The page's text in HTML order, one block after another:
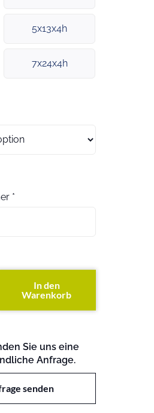
5x13x4h
7x24x4h
*
In den
Warenkorb
Sie uns eine
Anfrage.
senden